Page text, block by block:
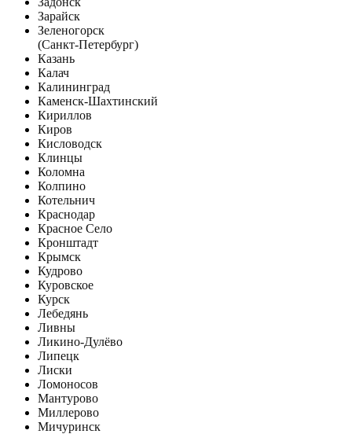
Зарайск
Зеленогорск
(Санкт-Петербург)
Казань
Калач
Калининград
Каменск-Шахтинский
Кириллов
Киров
Кисловодск
Клинцы
Коломна
Колпино
Котельнич
Краснодар
Красное Село
Кронштадт
Крымск
Кудрово
Куровское
Курск
Лебедянь
Ливны
Ликино-Дулёво
Липецк
Лиски
Ломоносов
Мантурово
Миллерово
Мичуринск